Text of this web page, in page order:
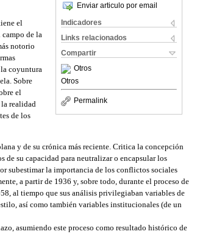
Enviar articulo por email
Indicadores
Links relacionados
Compartir
Otros
Otros
Permalink
el
de la
notorio
la coyuntura
Sobre
el
la realidad
de los
y de su crónica más reciente. Critica la concepción
su capacidad para neutralizar o encapsular los
subestimar la importancia de los conflictos sociales
a partir de 1936 y, sobre todo, durante el proceso de
al tiempo que sus análisis privilegiaban variables de
así como también variables institucionales (de un
asumiendo este proceso como resultado histórico de